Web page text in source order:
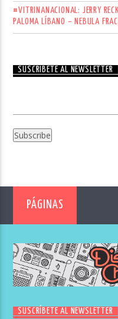
#VITRINANACIONAL: JERRY
PALOMA LÍBANO – NEBULA
SUSCRÍBETE AL NEWSLETTER
PÁGINAS
SUSCRÍBETE AL NEWSLETTER